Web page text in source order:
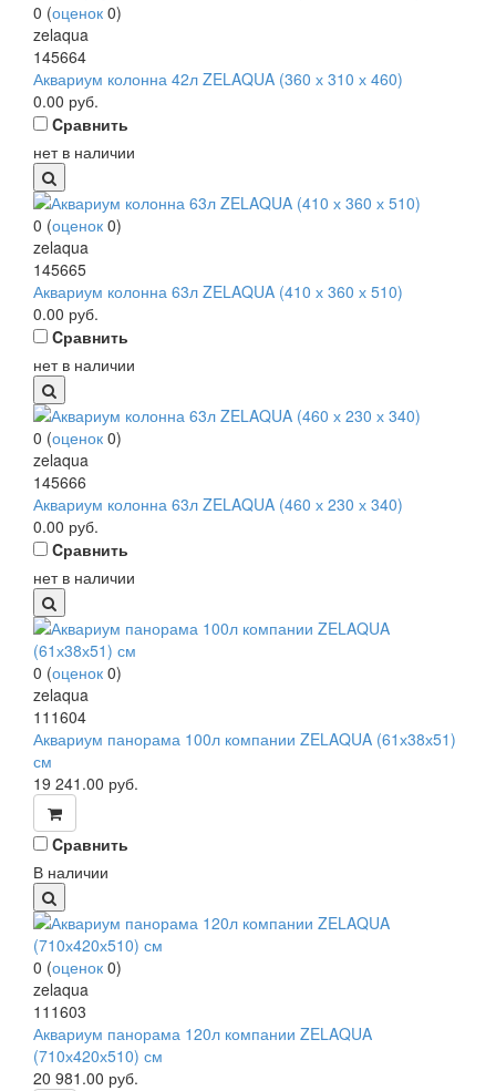
0 (оценок 0)
zelaqua
145664
Аквариум колонна 42л ZELAQUA (360 х 310 х 460)
0.00 руб.
Cравнить
нет в наличии
0 (оценок 0)
zelaqua
145665
Аквариум колонна 63л ZELAQUA (410 х 360 х 510)
0.00 руб.
Cравнить
нет в наличии
0 (оценок 0)
zelaqua
145666
Аквариум колонна 63л ZELAQUA (460 х 230 х 340)
0.00 руб.
Cравнить
нет в наличии
0 (оценок 0)
zelaqua
111604
Аквариум панорама 100л компании ZELAQUA (61х38х51)
см
19 241.00 руб.
Cравнить
В наличии
0 (оценок 0)
zelaqua
111603
Аквариум панорама 120л компании ZELAQUA
(710х420х510) см
20 981.00 руб.